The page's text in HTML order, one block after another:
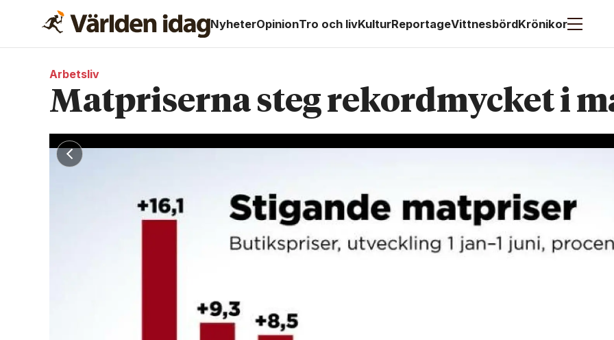
NyheterOpinionTro och livKulturReportageVittnesbördKrönikor
Arbetsliv
Matpriserna steg rekordmycket i